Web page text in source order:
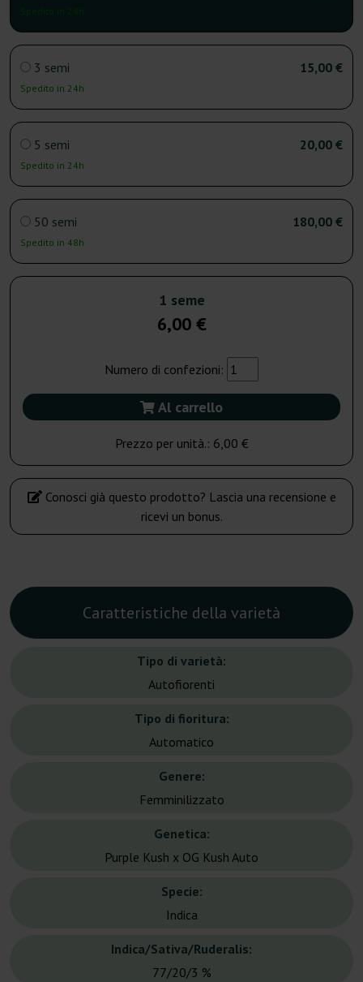
3 semi
Spedito in 24h
15,00 €
5 semi
Spedito in 24h
20,00 €
50 semi
Spedito in 48h
180,00 €
1 seme
6,00 €
Numero di confezioni:
Al carrello
Prezzo per unità.: 6,00 €
Conosci già questo prodotto? Lascia una recensione e
ricevi un bonus.
Caratteristiche della varietà
Tipo di varietà:
Autofiorenti
Tipo di fioritura:
Automatico
Genere:
Femminilizzato
Genetica:
Purple Kush x OG Kush Auto
Specie:
Indica
Indica/Sativa/Ruderalis:
77/20/3 %